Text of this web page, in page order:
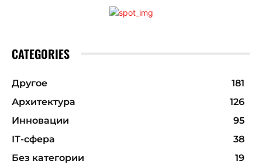
CATEGORIES
Другое
181
Архитектура
126
Инновации
95
ІТ-сфера
38
Без категории
19